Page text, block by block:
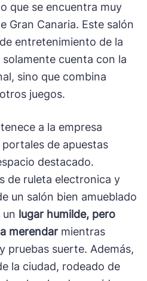
que se encuentra muy
Gran Canaria. Este salón
entretenimiento de la
cuenta con la
sino que combina
juegos.
a la empresa
de apuestas
destacado.
de ruleta electronica y
un salón bien amueblado
un lugar humilde, pero
merendar mientras
pruebas suerte. Además,
la ciudad, rodeado de